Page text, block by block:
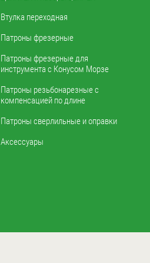
Втулка переходная
Патроны фрезерные
Патроны фрезерные для
инструмента с Конусом Морзе
Патроны резьбонарезные с
компенсацией по длине
Патроны сверлильные и оправки
Аксессуары